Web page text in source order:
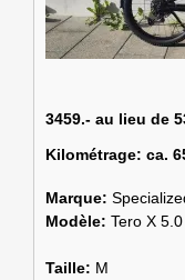
3459.- au lieu de
Kilométrage: ca.
Marque:
Modèle: Tero X
Taille: M